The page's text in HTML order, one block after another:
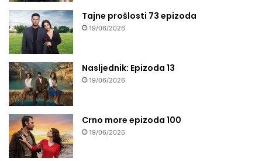
Tajne prošlosti 73 epizoda
19/06/2026
Nasljednik: Epizoda 13
19/06/2026
Crno more epizoda 100
19/06/2026